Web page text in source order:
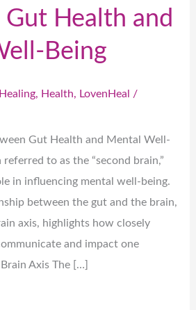
Gut Health and
Being
Healing, Health, LovenHeal
/
Gut Health and Mental Well-
to as the “second brain,”
in influencing mental well-being.
between the gut and the brain,
axis, highlights how closely
and impact one
Axis The […]